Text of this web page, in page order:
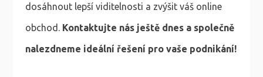
dosáhnout lepší viditelnosti a zvýšit váš online
obchod. Kontaktujte nás ještě dnes a společně
nalezdneme ideální řešení pro vaše podnikání!